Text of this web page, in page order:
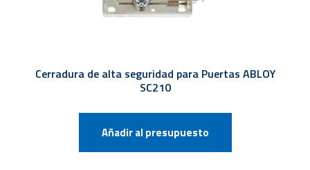
Cerradura de alta seguridad para Puertas ABLOY
SC210
Añadir al presupuesto